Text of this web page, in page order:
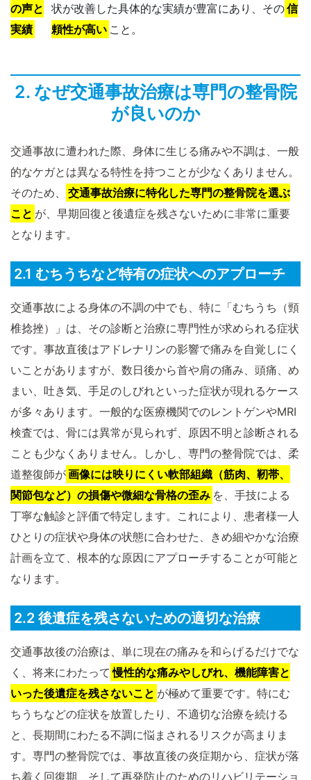
の声と
実績
状が改善した具体的な実績が豊富にあり、その信
頼性が高い こと。
2. なぜ交通事故治療は専門の整骨院
が良いのか
交通事故に遭われた際、身体に生じる痛みや不調は、一般
的なケガとは異なる特性を持つことが少なくありません。
そのため、
交通事故治療に特化した専門の整骨院を選ぶ
こと が、早期回復と後遺症を残さないために非常に重要
となります。
2.1 むちうちなど特有の症状へのアプローチ
交通事故による身体の不調の中でも、特に「むちうち（頸
椎捻挫）」は、その診断と治療に専門性が求められる症状
です。事故直後はアドレナリンの影響で痛みを自覚しにく
いことがありますが、数日後から首や肩の痛み、頭痛、め
まい、吐き気、手足のしびれといった症状が現れるケース
が多々あります。一般的な医療機関でのレントゲンやMRI
検査では、骨には異常が見られず、原因不明と診断される
ことも少なくありません。しかし、専門の整骨院では、柔
道整復師が画像には映りにくい軟部組織（筋肉、靭帯、
関節包など）の損傷や微細な骨格の歪み を、手技による
丁寧な触診と評価で特定します。これにより、患者様一人
ひとりの症状や身体の状態に合わせた、きめ細やかな治療
計画を立て、根本的な原因にアプローチすることが可能と
なります。
2.2 後遺症を残さないための適切な治療
交通事故後の治療は、単に現在の痛みを和らげるだけでな
く、将来にわたって 慢性的な痛みやしびれ、機能障害と
いった後遺症を残さないこと が極めて重要です。特にむ
ちうちなどの症状を放置したり、不適切な治療を続ける
と、長期間にわたる不調に悩まされるリスクが高まりま
す。専門の整骨院では、事故直後の炎症期から、症状が落
ち着く回復期、そして再発防止のためのリハビリテーショ